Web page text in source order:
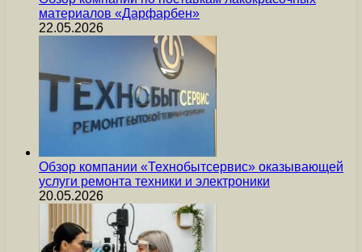
материалов «Дарфарбен»
22.05.2026
Обзор компании «Технобытсервис» оказывающей
услуги ремонта техники и электроники
20.05.2026